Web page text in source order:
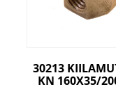
30213
KN 160X35/